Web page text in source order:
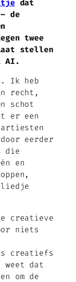
dat
de
twee
stellen
AI.
Ik heb
recht,
schot
er een
eerder
die
en
liedje
creatieve
niets
creatiefs
weet dat
om de